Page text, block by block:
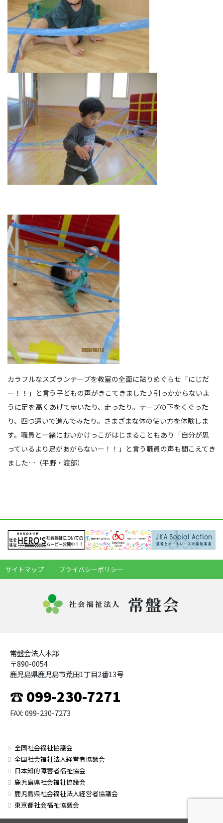
カラフルなスズランテープを教室の全面に貼りめぐらせ「にじだ
ー！！」と言う子どもの声がきこてきました♪引っかからないよ
うに足を高くあげて歩いたり、走ったり。テープの下をくぐった
り、四つ這いで進んでみたり。さまざまな体の使い方を体験しま
す。職員と一緒においかけっこがはじまることもあり「自分が思
っているより足があがらないー！！」と言う職員の声も聞こえてき
ました…（平野・渡部）
サイトマップ プライバシーポリシー
社会福祉法人 常盤会
常盤会法人本部
〒890-0054
鹿児島県鹿児島市荒田1丁目2番13号
☎ 099-230-7271
FAX: 099-230-7273
全国社会福祉協議会
全国社会福祉法人経営者協議会
日本知的障害者福祉協会
鹿児島県社会福祉協議会
鹿児島県社会福祉法人経営者協議会
東京都社会福祉協議会